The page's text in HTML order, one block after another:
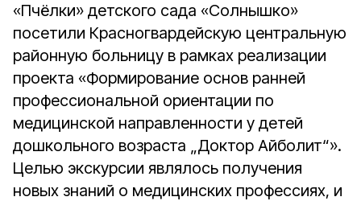
«Пчёлки» детского сада «Солнышко»
посетили Красногвардейскую центральную
районную больницу в рамках реализации
проекта «Формирование основ ранней
профессиональной ориентации по
медицинской направленности у детей
дошкольного возраста „Доктор Айболит“».
Целью экскурсии являлось получения
новых знаний о медицинских профессиях, и